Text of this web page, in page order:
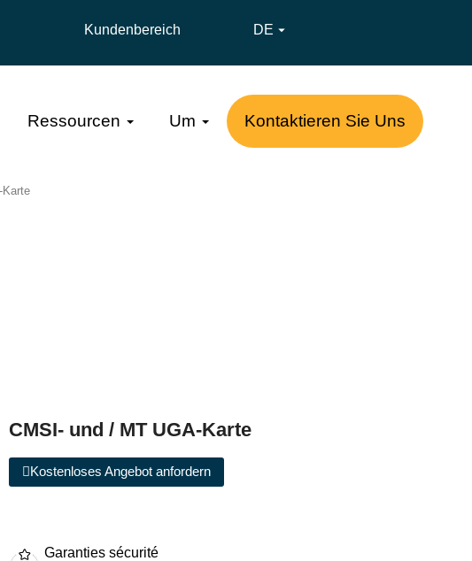
Kundenbereich DE 
Ressourcen Um Kontaktieren Sie Uns
CMSI- und / MT UGA-Karte
Kostenloses Angebot anfordern
Garanties sécurité